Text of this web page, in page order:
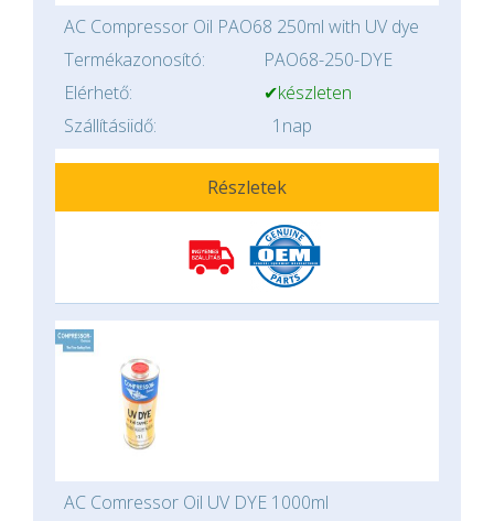
AC Compressor Oil PAO68 250ml with UV dye
Termékazonosító:
PAO68-250-DYE
Elérhető:
✔készleten
Szállításiidő:
1nap
Részletek
AC Comressor Oil UV DYE 1000ml